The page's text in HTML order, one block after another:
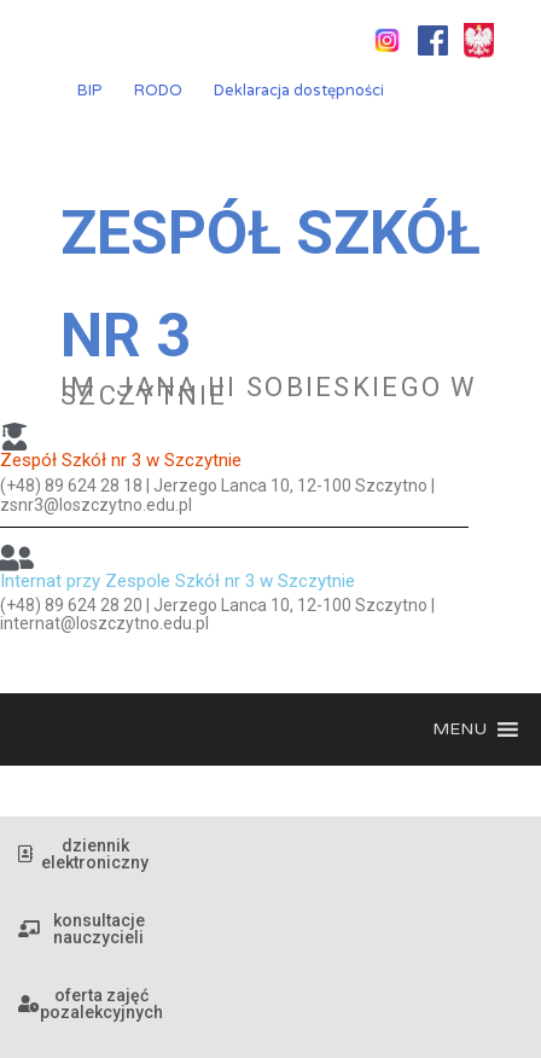
BIP
RODO Deklaracja dostępności
ZESPÓŁ SZKÓŁ
NR 3
IM. JANA III SOBIESKIEGO W
SZCZYTNIE
Zespół Szkół nr 3 w Szczytnie
(+48) 89 624 28 18 | Jerzego Lanca 10, 12-100 Szczytno |
zsnr3@loszczytno.edu.pl
Internat przy Zespole Szkół nr 3 w Szczytnie
(+48) 89 624 28 20 | Jerzego Lanca 10, 12-100 Szczytno |
internat@loszczytno.edu.pl
MENU
dziennik
elektroniczny
konsultacje
nauczycieli
oferta zajęć
pozalekcyjnych